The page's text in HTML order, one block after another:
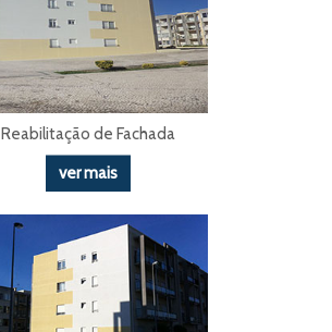
Reabilitação de Fachada
ver mais